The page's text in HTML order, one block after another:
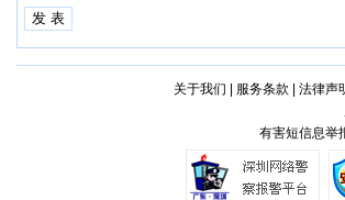
关于我们 服务条款 法律声
有害短信息举